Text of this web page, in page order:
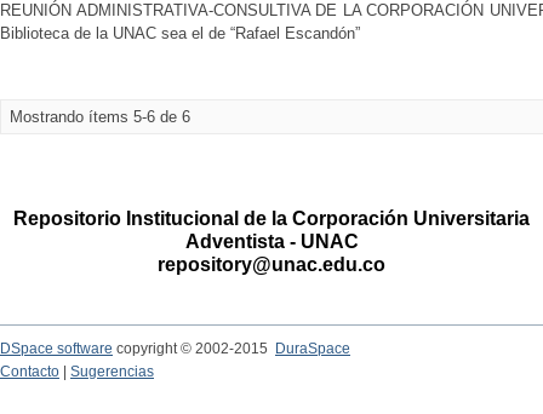
REUNIÓN ADMINISTRATIVA-CONSULTIVA DE LA CORPORACIÓN
Biblioteca de la UNAC sea el de “Rafael Escandón”
Mostrando ítems 5-6 de 6
Repositorio Institucional de la Corporación Universitaria
Adventista - UNAC
repository@unac.edu.co
DSpace software copyright © 2002-2015
DuraSpace
Contacto
Sugerencias